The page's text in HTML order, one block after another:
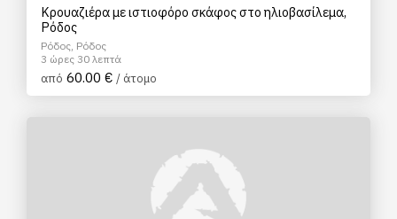
Κρουαζιέρα με ιστιοφόρο σκάφος στο ηλιοβασίλεμα,
Ρόδος
Ρόδος, Ρόδος
3 ώρες 30 λεπτά
από 60.00 € / άτομο